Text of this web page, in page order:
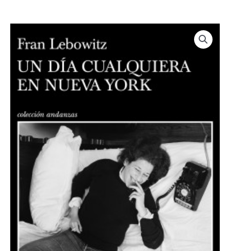
día
cualquiera
en
Nueva
York
Lebowitz
cantidad